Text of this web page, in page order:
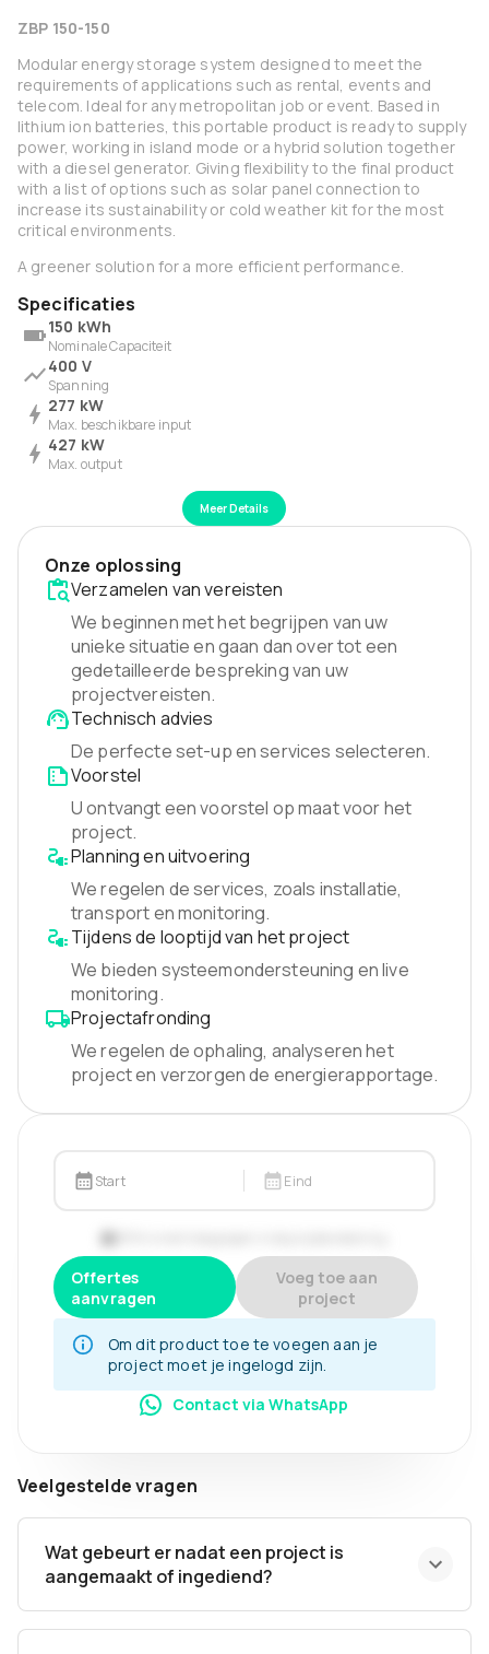
ZBP 150-150
Modular energy storage system designed to meet the
requirements of applications such as rental, events and
telecom. Ideal for any metropolitan job or event. Based in
lithium ion batteries, this portable product is ready to supply
power, working in island mode or a hybrid solution together
with a diesel generator. Giving flexibility to the final product
with a list of options such as solar panel connection to
increase its sustainability or cold weather kit for the most
critical environments.
A greener solution for a more efficient performance.
Specificaties
150 kWh
Nominale Capaciteit
400 V
Spanning
277 kW
Max. beschikbare input
427 kW
Max. output
Meer Details
Onze oplossing
Verzamelen van vereisten
We beginnen met het begrijpen van uw
unieke situatie en gaan dan over tot een
gedetailleerde bespreking van uw
projectvereisten.
Technisch advies
De perfecte set-up en services selecteren.
Voorstel
U ontvangt een voorstel op maat voor het
project.
Planning en uitvoering
We regelen de services, zoals installatie,
transport en monitoring.
Tijdens de looptijd van het project
We bieden systeemondersteuning en live
monitoring.
Projectafronding
We regelen de ophaling, analyseren het
project en verzorgen de energierapportage.
Start Eind
Offertes
aanvragen
Voeg toe aan
project
Om dit product toe te voegen aan je
project moet je ingelogd zijn.
Contact via WhatsApp
Veelgestelde vragen
Wat gebeurt er nadat een project is
aangemaakt of ingediend?